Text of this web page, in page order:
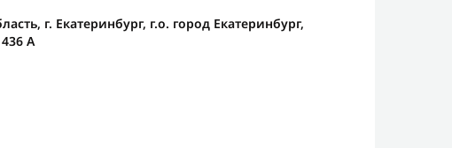
г. Екатеринбург, г.о. город Екатеринбург,
А